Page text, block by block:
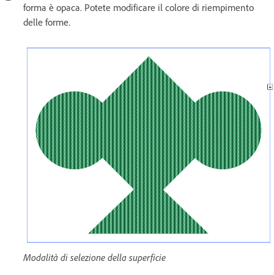
forma è opaca. Potete modificare il colore di riempimento
delle forme.
Modalità di selezione della superficie